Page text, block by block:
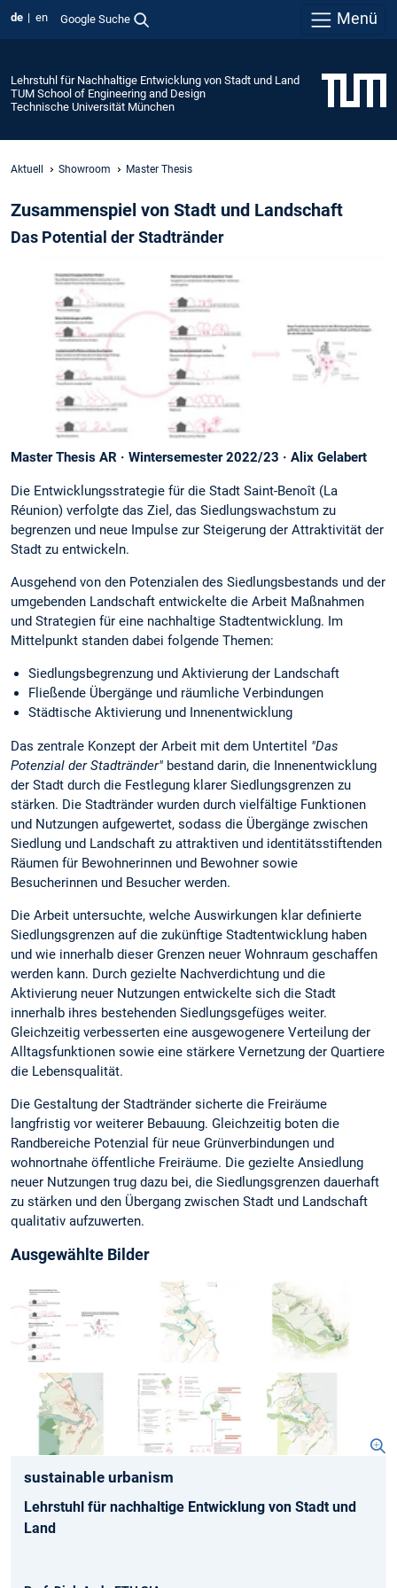
de en Google Suche Menü
Lehrstuhl für Nachhaltige Entwicklung von Stadt und Land
TUM School of Engineering and Design
Technische Universität München
Aktuell Showroom Master Thesis
Zusammenspiel von Stadt und Landschaft
Das Potential der Stadtränder
Master Thesis AR · Wintersemester 2022/23 · Alix Gelabert
Die Entwicklungsstrategie für die Stadt Saint-Benoît (La
Réunion) verfolgte das Ziel, das Siedlungswachstum zu
begrenzen und neue Impulse zur Steigerung der Attraktivität der
Stadt zu entwickeln.
Ausgehend von den Potenzialen des Siedlungsbestands und der
umgebenden Landschaft entwickelte die Arbeit Maßnahmen
und Strategien für eine nachhaltige Stadtentwicklung. Im
Mittelpunkt standen dabei folgende Themen:
Siedlungsbegrenzung und Aktivierung der Landschaft
Fließende Übergänge und räumliche Verbindungen
Städtische Aktivierung und Innenentwicklung
Das zentrale Konzept der Arbeit mit dem Untertitel "Das
Potenzial der Stadtränder" bestand darin, die Innenentwicklung
der Stadt durch die Festlegung klarer Siedlungsgrenzen zu
stärken. Die Stadtränder wurden durch vielfältige Funktionen
und Nutzungen aufgewertet, sodass die Übergänge zwischen
Siedlung und Landschaft zu attraktiven und identitätsstiftenden
Räumen für Bewohnerinnen und Bewohner sowie
Besucherinnen und Besucher werden.
Die Arbeit untersuchte, welche Auswirkungen klar definierte
Siedlungsgrenzen auf die zukünftige Stadtentwicklung haben
und wie innerhalb dieser Grenzen neuer Wohnraum geschaffen
werden kann. Durch gezielte Nachverdichtung und die
Aktivierung neuer Nutzungen entwickelte sich die Stadt
innerhalb ihres bestehenden Siedlungsgefüges weiter.
Gleichzeitig verbesserten eine ausgewogenere Verteilung der
Alltagsfunktionen sowie eine stärkere Vernetzung der Quartiere
die Lebensqualität.
Die Gestaltung der Stadtränder sicherte die Freiräume
langfristig vor weiterer Bebauung. Gleichzeitig boten die
Randbereiche Potenzial für neue Grünverbindungen und
wohnortnahe öffentliche Freiräume. Die gezielte Ansiedlung
neuer Nutzungen trug dazu bei, die Siedlungsgrenzen dauerhaft
zu stärken und den Übergang zwischen Stadt und Landschaft
qualitativ aufzuwerten.
Ausgewählte Bilder
sustainable urbanism
Lehrstuhl für nachhaltige Entwicklung von Stadt und
Land